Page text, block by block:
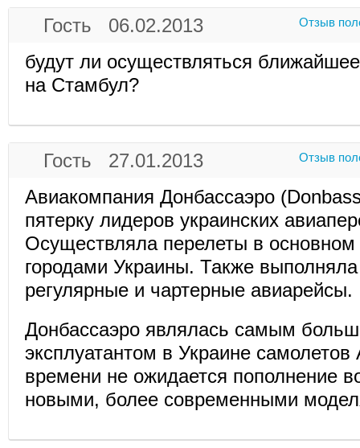
Гость 06.02.2013 Отзыв
будут ли осуществляться
на Стамбул?
Гость 27.01.2013 Отзыв
Авиакомпания Донбассаэро
пятерку лидеров украинских
Осуществляла перелеты в
городами Украины. Также
регулярные и чартерные авиарейсы.
Донбассаэро являлась самым
эксплуатантом в Украине
времени не ожидается пополнение
новыми, более современными